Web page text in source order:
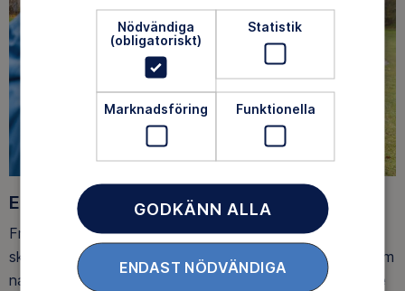
Ett friluftsliv för alla
Friluftsfrämjandet arbetar för att så många som möjligt
ska upptäcka den rörelseglädje och de hälsoeffekter som
naturen ger. Som medlem bidrar du också till vårt arbete
Nödvändiga
(obligatoriskt)
Statistik
Marknadsföring Funktionella
GODKÄNN ALLA
ENDAST NÖDVÄNDIGA